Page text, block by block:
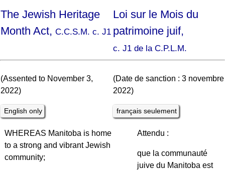
The Jewish Heritage
Month Act, C.C.S.M. c. J1
Loi sur le Mois du
patrimoine juif,
c. J1 de la C.P.L.M.
(Assented to November 3,
2022)
(Date de sanction : 3 novembre
2022)
English only français seulement
WHEREAS Manitoba is home
to a strong and vibrant Jewish
community;
Attendu :
que la communauté
juive du Manitoba est